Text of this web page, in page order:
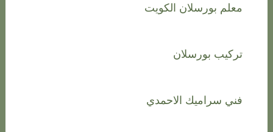
معلم بورسلان الكويت
تركيب بورسلان
فني سراميك الاحمدي